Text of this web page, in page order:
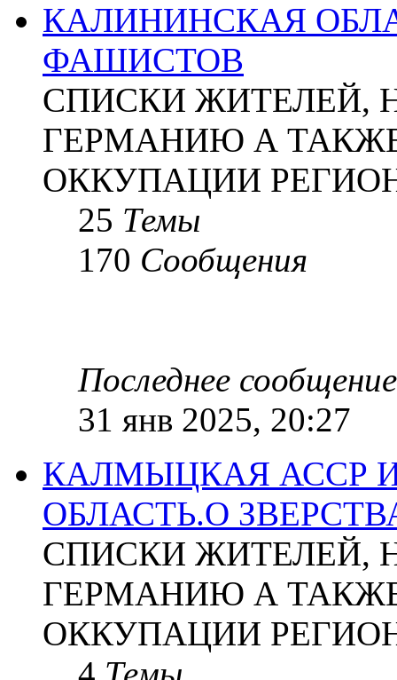
КАЛИНИНСКАЯ
ФАШИСТОВ
СПИСКИ ЖИТЕЛЕЙ,
ГЕРМАНИЮ А
ОККУПАЦИИ
25 Темы
170 Сообщения
Последнее сообщение
31 янв 2025, 20:27
КАЛМЫЦКАЯ АССР
ОБЛАСТЬ.О
СПИСКИ ЖИТЕЛЕЙ,
ГЕРМАНИЮ А
ОККУПАЦИИ